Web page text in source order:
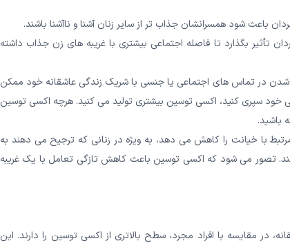
باعث شود همسرانشان جذاب تر از سایر زنان آشنا و ناآشنا باشند.
مردان تأثیر بگذارد تا فاصله اجتماعی بیشتری با غریبه های زن جذاب داشته
در تماس های اجتماعی یا جنسی با شریک زندگی عاشقانه خود ممکن
سپری کنید، اکسی توسین بیشتری تولید می کنید. هرچه اکسی توسین
باشید.
رفتارهای مرتبط با خیانت را کاهش می دهد، به ویژه در زنانی که ترجیح می دهند به
تصور می شود که اکسی توسین باعث کاهش تازگی تعامل با یک غریبه
در مقایسه با افراد مجرد، سطح بالاتری از اکسی توسین را دارند. این